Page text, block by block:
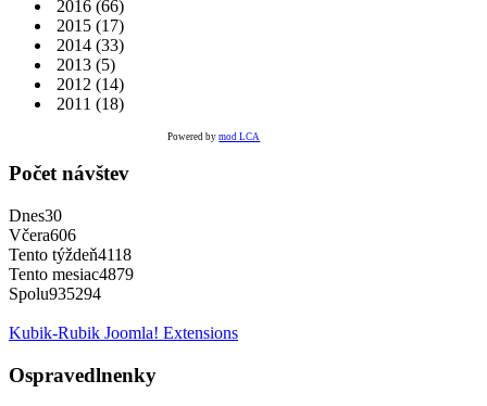
2016 (66)
2015 (17)
2014 (33)
2013 (5)
2012 (14)
2011 (18)
Powered bymod LCA
Počet návštev
Dnes30
Včera606
Tento týždeň4118
Tento mesiac4879
Spolu935294
Kubik-Rubik Joomla! Extensions
Ospravedlnenky